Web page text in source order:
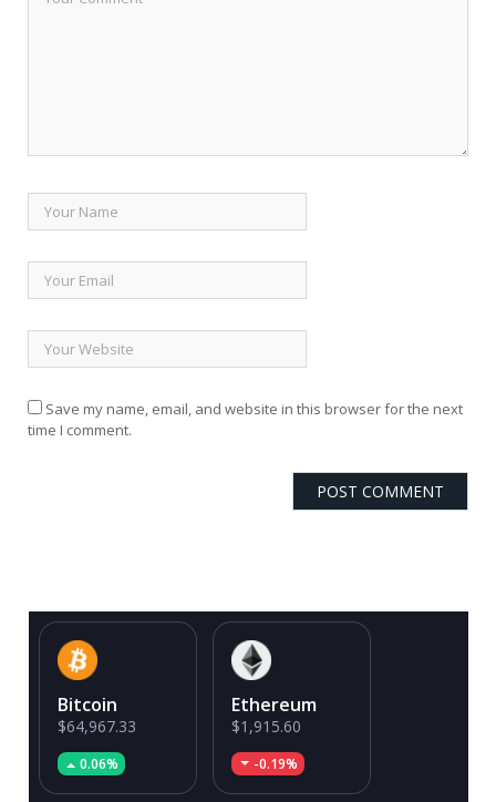
Save my name, email, and website in this browser for the next
time I comment.
Bitcoin
$64,967.33
0.06%
Ethereum
$1,915.60
-0.19%